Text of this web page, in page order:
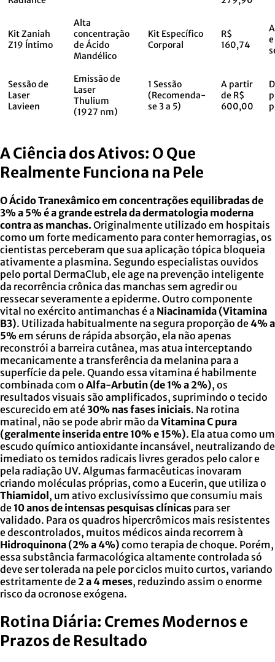
Kit Zaniah
Z19 Íntimo
Alta
concentração
de Ácido
Mandélico
Kit Específico
Corporal
R$
160,74
Sessão de
Laser
Lavieen
Emissão de
Laser
Thulium
(1927 nm)
1 Sessão
(Recomenda-
se 3 a 5)
A partir
de R$
600,00
A Ciência dos Ativos: O Que
Realmente Funciona na Pele
O Ácido Tranexâmico em concentrações equilibradas de
3% a 5% é a grande estrela da dermatologia moderna
contra as manchas. Originalmente utilizado em hospitais
como um forte medicamento para conter hemorragias, os
cientistas perceberam que sua aplicação tópica bloqueia
ativamente a plasmina. Segundo especialistas ouvidos
pelo portal DermaClub, ele age na prevenção inteligente
da recorrência crônica das manchas sem agredir ou
ressecar severamente a epiderme. Outro componente
vital no exército antimanchas é a Niacinamida (Vitamina
B3). Utilizada habitualmente na segura proporção de4% a
5%em séruns de rápida absorção, ela não apenas
reconstrói a barreira cutânea, mas atua interceptando
mecanicamente a transferência da melanina para a
superfície da pele. Quando essa vitamina é habilmente
combinada com o Alfa-Arbutin (de 1% a 2%), os
resultados visuais são amplificados, suprimindo o tecido
escurecido em até30% nas fases iniciais. Na rotina
matinal, não se pode abrir mão da Vitamina C pura
(geralmente inserida entre 10% e 15%). Ela atua como um
escudo químico antioxidante incansável, neutralizando de
imediato os temidos radicais livres gerados pelo calor e
pela radiação UV. Algumas farmacêuticas inovaram
criando moléculas próprias, como a Eucerin, que utiliza o
Thiamidol , um ativo exclusivíssimo que consumiu mais
de 10 anos de intensas pesquisas clínicas para ser
validado. Para os quadros hipercrômicos mais resistentes
e descontrolados, muitos médicos ainda recorrem à
Hidroquinona (2% a 4%) como terapia de choque. Porém,
essa substância farmacológica altamente controlada só
deve ser tolerada na pele por ciclos muito curtos, variando
estritamente de 2 a 4 meses, reduzindo assim o enorme
risco da ocronose exógena.
Rotina Diária: Cremes Modernos e
Prazos de Resultado